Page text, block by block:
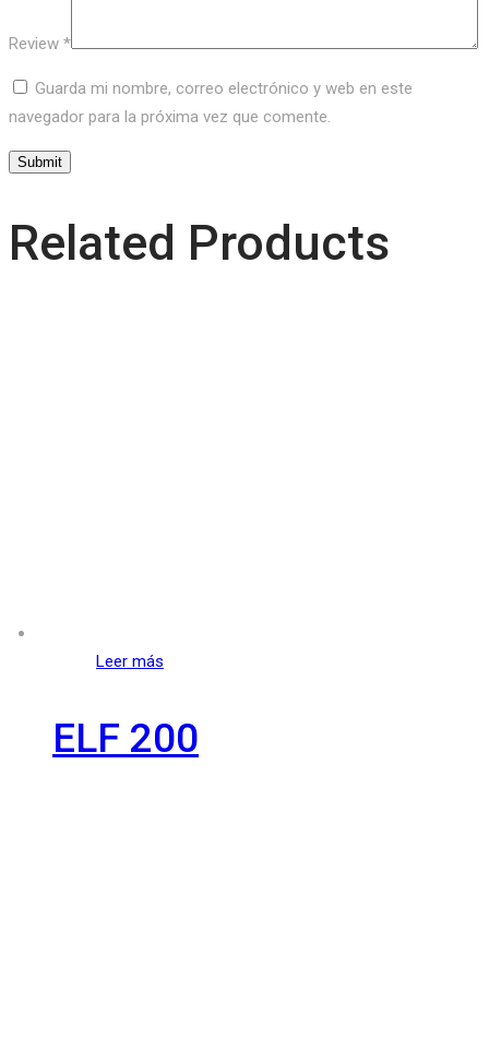
Review *
Guarda mi nombre, correo electrónico y web en este
navegador para la próxima vez que comente.
Related Products
Leer más
ELF 200